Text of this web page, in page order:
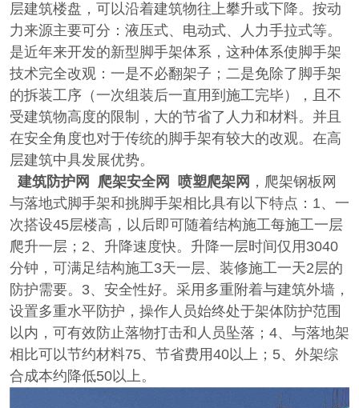
层建筑楼盘，可以沿着建筑物往上攀升或下降。按动
力来源主要可分：液压式、电动式、人力手拉式等。
是近年来开发的新型脚手架体系，这种体系使脚手架
技术完全改观：一是不必翻架子；二是免除了脚手架
的拆装工序（一次组装后一直用到施工完毕），且不
受建筑物高度的限制，大的节省了人力和材料。并且
在安全角度也对于传统的脚手架有较大的改观。在高
层建筑中具发展优势。
建筑防护网 爬架安全网 喷塑爬架网 ，爬架钢板网
与落地式脚手架和挑脚手架相比具有以下特点： 1、一
次搭设45层楼高，以后即可随着结构施工每施工一层
爬升一层； 2、升降速度快。升降一层时间仅用 3040
分钟，可满足结构施工3天一层、装修施工一天2层的
防护需要。 3、安全性好。采用多重附着与建筑外墙，
设置多重水平防护，操作人员始终处于架体防护范围
以内，可有效防止落物打击和人员坠落； 4、与落地架
相比可以节约材料75、节省费用40以上； 5、外架综
合成本约降低50以上。